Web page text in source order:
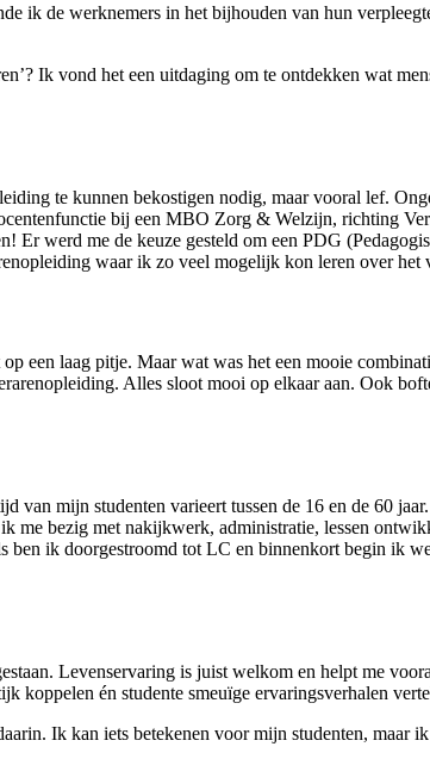
ik de werknemers in het bijhouden van hun
Ik vond het een uitdaging om te ontdekken wat
te kunnen bekostigen nodig, maar vooral lef.
bij een MBO Zorg & Welzijn, richting
Er werd me de keuze gesteld om een PDG
waar ik zo veel mogelijk kon leren over het
een laag pitje. Maar wat was het een mooie
Alles sloot mooi op elkaar aan. Ook
mijn studenten varieert tussen de 16 en de 60
me bezig met nakijkwerk, administratie, lessen
ben ik doorgestroomd tot LC en binnenkort begin ik
Levenservaring is juist welkom en helpt me
koppelen én studente smeuïge ervaringsverhalen
Ik kan iets betekenen voor mijn studenten, maar